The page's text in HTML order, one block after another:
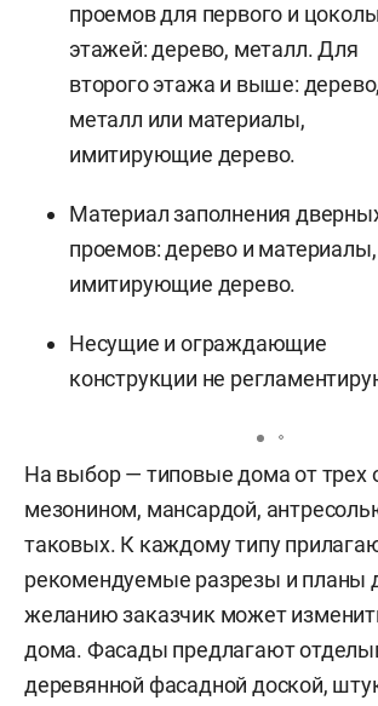
проемов для первого и
этажей: дерево, металл. Для
второго этажа и выше: дерево,
металл или материалы,
имитирующие дерево.
Материал заполнения
проемов: дерево и материалы,
имитирующие дерево.
Несущие и ограждающие
конструкции не
На выбор — типовые дома от трех
мезонином, мансардой,
таковых. К каждому типу
рекомендуемые разрезы и планы
желанию заказчик может
дома. Фасады предлагают
деревянной фасадной доской,